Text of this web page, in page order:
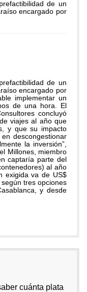
de un
encargado por
de un
encargado por
implementar un
de una hora. El
concluyó
viajes al año que
y que su impacto
descongestionar
la inversión”,
Millones, miembro
captaría parte del
al año
exigida va de US$
tres opciones
y desde
cuánta plata